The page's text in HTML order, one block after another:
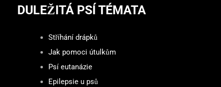
DULEŽITÁ PSÍ TÉMATA
Stříhání drápků
Jak pomoci útulkům
Psí eutanázie
Epilepsie u psů